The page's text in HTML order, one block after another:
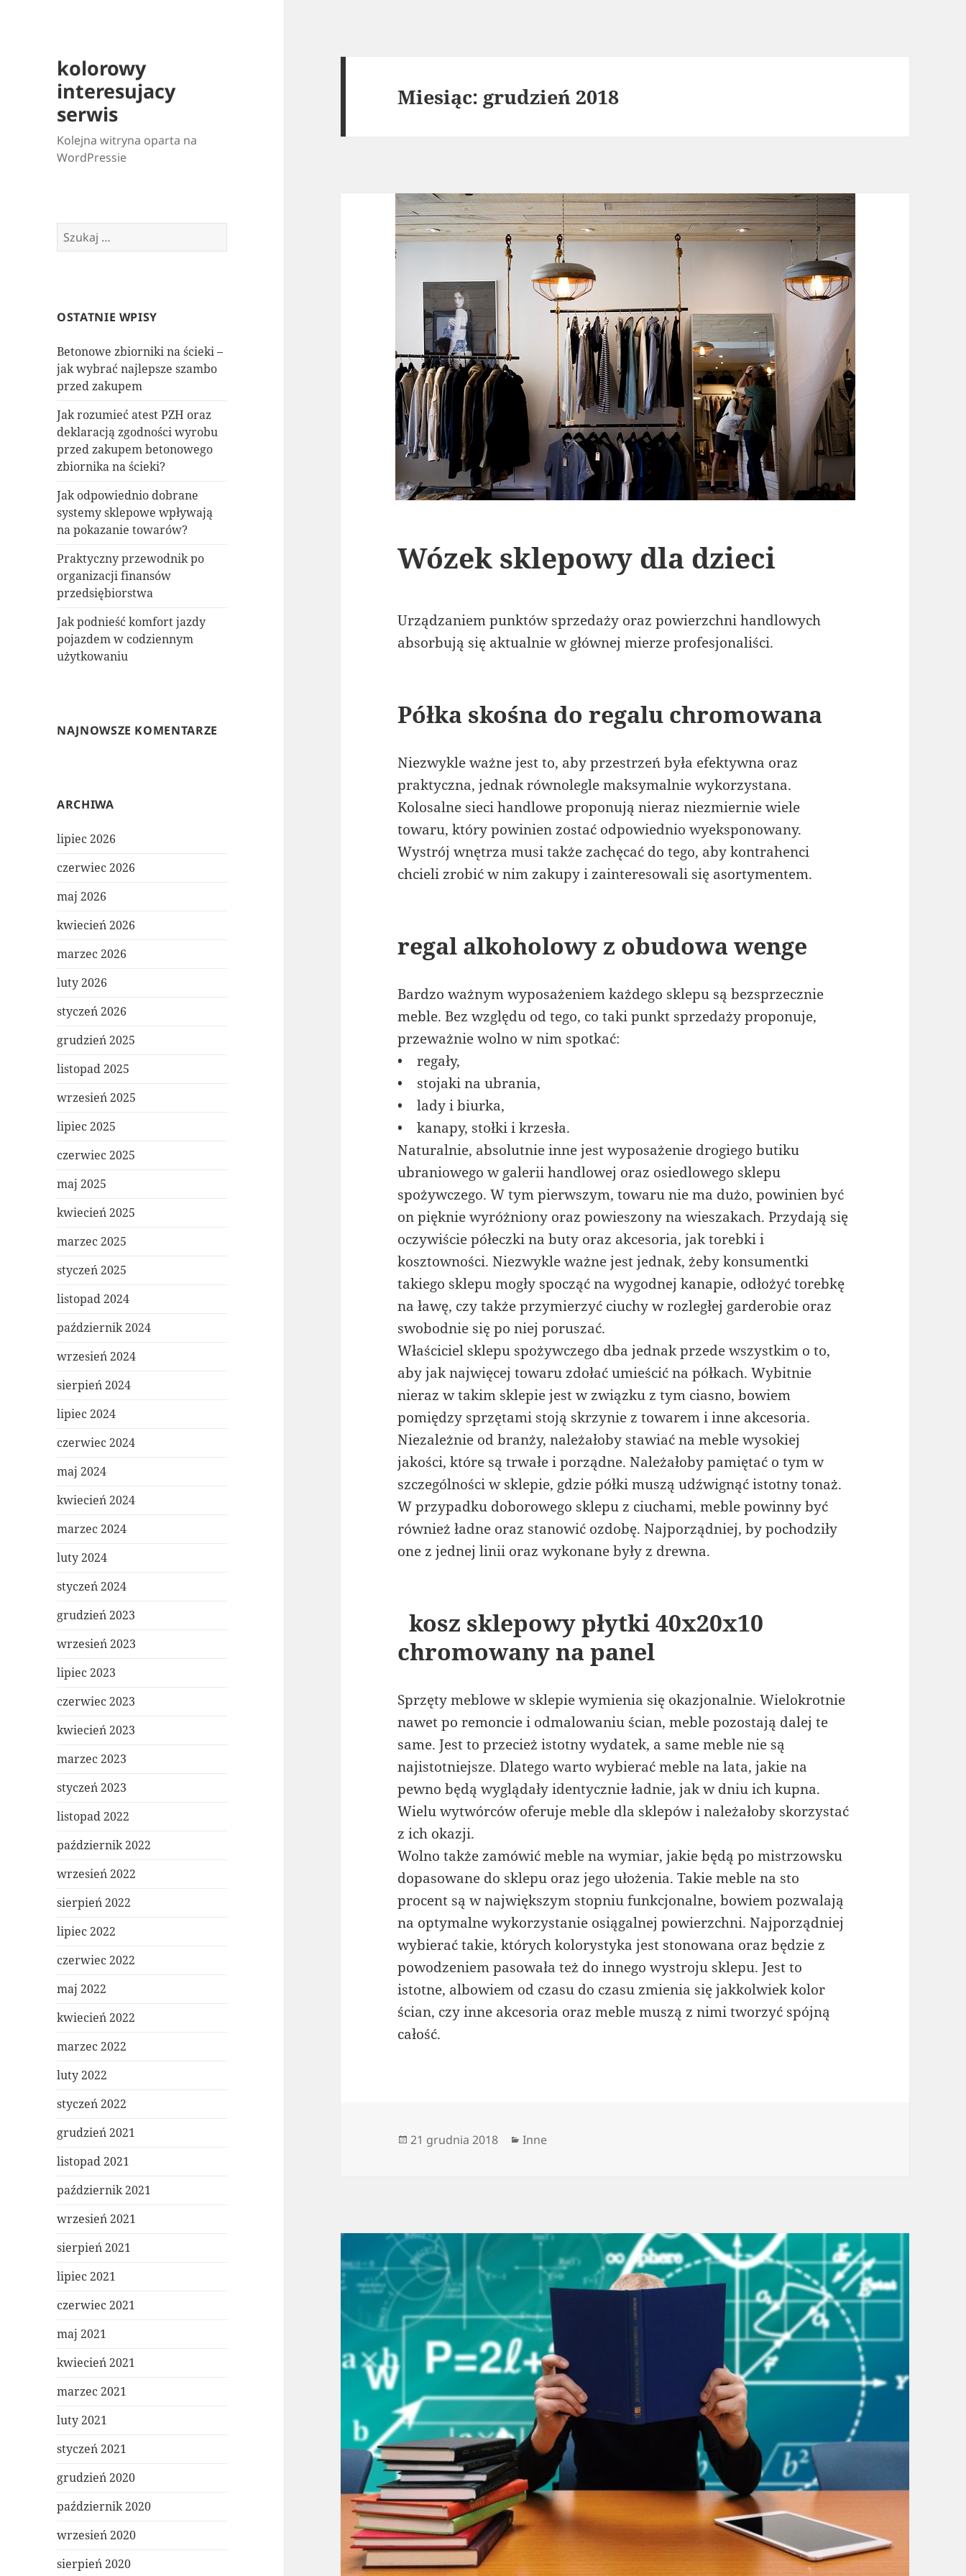
kolorowy
interesujacy
serwis
Kolejna witryna oparta na
WordPressie
Szukaj:
OSTATNIE WPISY
Betonowe zbiorniki na ścieki –
jak wybrać najlepsze szambo
przed zakupem
Jak rozumieć atest PZH oraz
deklaracją zgodności wyrobu
przed zakupem betonowego
zbiornika na ścieki?
Jak odpowiednio dobrane
systemy sklepowe wpływają
na pokazanie towarów?
Praktyczny przewodnik po
organizacji finansów
przedsiębiorstwa
Jak podnieść komfort jazdy
pojazdem w codziennym
użytkowaniu
NAJNOWSZE KOMENTARZE
ARCHIWA
lipiec 2026
czerwiec 2026
maj 2026
kwiecień 2026
marzec 2026
luty 2026
styczeń 2026
grudzień 2025
listopad 2025
wrzesień 2025
lipiec 2025
czerwiec 2025
maj 2025
kwiecień 2025
marzec 2025
styczeń 2025
listopad 2024
październik 2024
wrzesień 2024
sierpień 2024
lipiec 2024
czerwiec 2024
maj 2024
kwiecień 2024
marzec 2024
luty 2024
styczeń 2024
grudzień 2023
wrzesień 2023
lipiec 2023
czerwiec 2023
kwiecień 2023
marzec 2023
styczeń 2023
listopad 2022
październik 2022
wrzesień 2022
sierpień 2022
lipiec 2022
czerwiec 2022
maj 2022
kwiecień 2022
marzec 2022
luty 2022
styczeń 2022
grudzień 2021
listopad 2021
październik 2021
wrzesień 2021
sierpień 2021
lipiec 2021
czerwiec 2021
maj 2021
kwiecień 2021
marzec 2021
luty 2021
styczeń 2021
grudzień 2020
październik 2020
wrzesień 2020
sierpień 2020
Miesiąc: grudzień 2018
Wózek sklepowy dla dzieci
Urządzaniem punktów sprzedaży oraz powierzchni handlowych
absorbują się aktualnie w głównej mierze profesjonaliści.
Półka skośna do regalu chromowana
Niezwykle ważne jest to, aby przestrzeń była efektywna oraz
praktyczna, jednak równolegle maksymalnie wykorzystana.
Kolosalne sieci handlowe proponują nieraz niezmiernie wiele
towaru, który powinien zostać odpowiednio wyeksponowany.
Wystrój wnętrza musi także zachęcać do tego, aby kontrahenci
chcieli zrobić w nim zakupy i zainteresowali się asortymentem.
regal alkoholowy z obudowa wenge
Bardzo ważnym wyposażeniem każdego sklepu są bezsprzecznie
meble. Bez względu od tego, co taki punkt sprzedaży proponuje,
przeważnie wolno w nim spotkać:
• regały,
• stojaki na ubrania,
• lady i biurka,
• kanapy, stołki i krzesła.
Naturalnie, absolutnie inne jest wyposażenie drogiego butiku
ubraniowego w galerii handlowej oraz osiedlowego sklepu
spożywczego. W tym pierwszym, towaru nie ma dużo, powinien być
on pięknie wyróżniony oraz powieszony na wieszakach. Przydają się
oczywiście półeczki na buty oraz akcesoria, jak torebki i
kosztowności. Niezwykle ważne jest jednak, żeby konsumentki
takiego sklepu mogły spocząć na wygodnej kanapie, odłożyć torebkę
na ławę, czy także przymierzyć ciuchy w rozległej garderobie oraz
swobodnie się po niej poruszać.
Właściciel sklepu spożywczego dba jednak przede wszystkim o to,
aby jak najwięcej towaru zdołać umieścić na półkach. Wybitnie
nieraz w takim sklepie jest w związku z tym ciasno, bowiem
pomiędzy sprzętami stoją skrzynie z towarem i inne akcesoria.
Niezależnie od branży, należałoby stawiać na meble wysokiej
jakości, które są trwałe i porządne. Należałoby pamiętać o tym w
szczególności w sklepie, gdzie półki muszą udźwignąć istotny tonaż.
W przypadku doborowego sklepu z ciuchami, meble powinny być
również ładne oraz stanowić ozdobę. Najporządniej, by pochodziły
one z jednej linii oraz wykonane były z drewna.
kosz sklepowy płytki 40x20x10
chromowany na panel
Sprzęty meblowe w sklepie wymienia się okazjonalnie. Wielokrotnie
nawet po remoncie i odmalowaniu ścian, meble pozostają dalej te
same. Jest to przecież istotny wydatek, a same meble nie są
najistotniejsze. Dlatego warto wybierać meble na lata, jakie na
pewno będą wyglądały identycznie ładnie, jak w dniu ich kupna.
Wielu wytwórców oferuje meble dla sklepów i należałoby skorzystać
z ich okazji.
Wolno także zamówić meble na wymiar, jakie będą po mistrzowsku
dopasowane do sklepu oraz jego ułożenia. Takie meble na sto
procent są w największym stopniu funkcjonalne, bowiem pozwalają
na optymalne wykorzystanie osiągalnej powierzchni. Najporządniej
wybierać takie, których kolorystyka jest stonowana oraz będzie z
powodzeniem pasowała też do innego wystroju sklepu. Jest to
istotne, albowiem od czasu do czasu zmienia się jakkolwiek kolor
ścian, czy inne akcesoria oraz meble muszą z nimi tworzyć spójną
całość.
Data
21 grudnia 2018 Kategorie
Inne